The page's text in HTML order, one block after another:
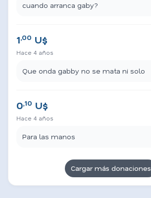
cuando arranca gaby?
1,00 U$
Hace 4 años
Que onda gabby no se mata ni solo
0,10 U$
Hace 4 años
Para las manos
Cargar más donaciones